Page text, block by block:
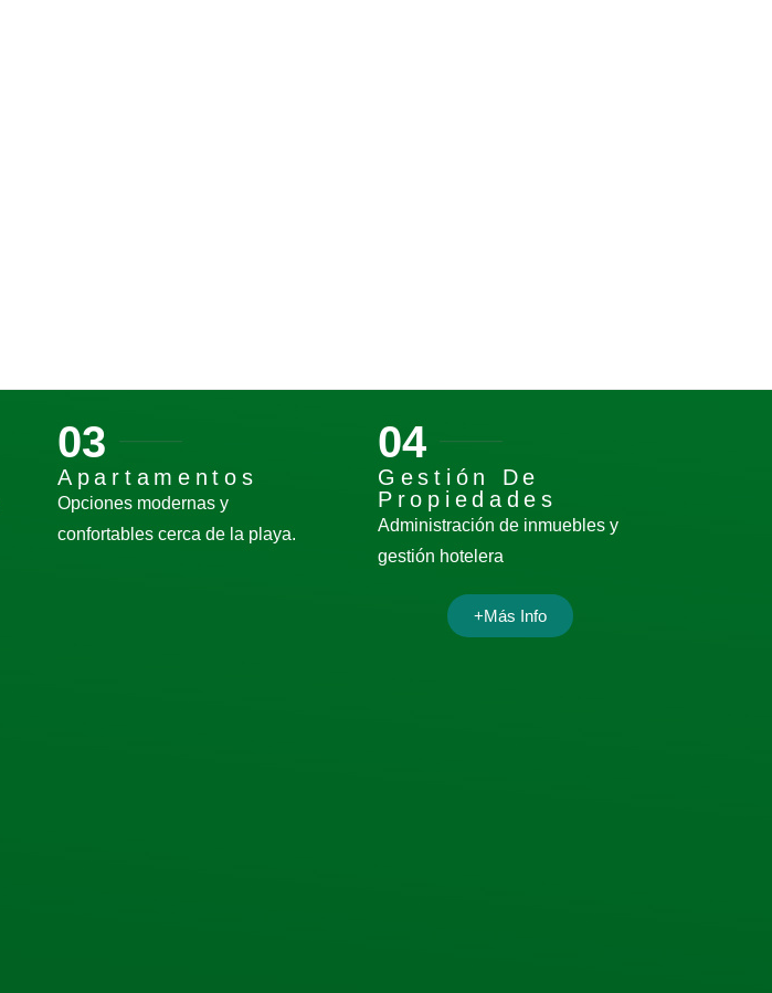
03
Apartamentos
Opciones modernas y
confortables cerca de la playa.
04
Gestión De
Propiedades
Administración de inmuebles y
gestión hotelera
+Más Info